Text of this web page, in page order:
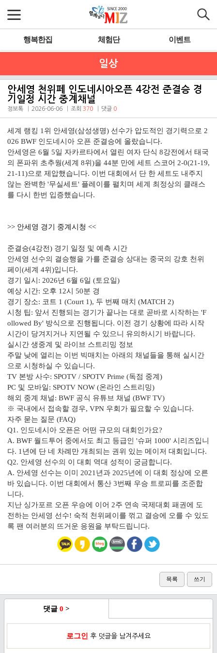
행복한집 체험단 이벤트
일상
안세영 천위페 인도네시아오픈 4강전 준결승 경
기일정 시간 중계채널
정보톡 2026-06-06 조회 370 댓글 0
세계 랭킹 1위 안세영(삼성생명) 선수가 압도적인 경기력으로 2
026 BWF 인도네시아 오픈 준결승에 올랐습니다.
안세영은 6월 5일 자카르타에서 열린 여자 단식 8강전에서 태국
의 폰파위 초추웡(세계 8위)을 44분 만에 세트 스코어 2-0(21-19,
21-11)으로 제압했습니다. 이번 대회에서 단 한 세트도 내주지
않는 완벽한 '무실세트' 플레이를 펼치며 세계 최정상의 클래스
를 다시 한번 입증했습니다.
>> 안세영 경기 중계시청 <<
준결승(4강전) 경기 일정 및 예측 시간
안세영 선수의 결승행을 가를 준결승 상대는 중국의 강호 천위
페이(세계 4위)입니다.
경기 일시: 2026년 6월 6일 (토요일)
예상 시간: 오후 12시 50분 경
경기 장소: 코트 1 (Court 1), 두 번째 매치 (MATCH 2)
시청 팁: 앞서 진행되는 경기가 끝나는 대로 곧바로 시작하는 'F
ollowed By' 방식으로 진행됩니다. 이전 경기 상황에 따라 시작
시간이 당겨지거나 지연될 수 있으니 유의하시기 바랍니다.
실시간 생중계 및 라이브 스트리밍 정보
주말 낮에 열리는 이번 빅매치는 아래의 채널들을 통해 실시간
으로 시청하실 수 있습니다.
TV 본방 사수: SPOTV / SPOTV Prime (독점 중계)
PC 및 모바일: SPOTV NOW (온라인 스트리밍)
해외 중계 채널: BWF 공식 유튜브 채널 (BWF TV)
※ 국내에서 접속할 경우, VPN 우회가 필요할 수 있습니다.
자주 묻는 질문 (FAQ)
Q1. 인도네시아 오픈은 어떤 규모의 대회인가요?
A. BWF 월드투어 중에서도 최고 등급인 '슈퍼 1000' 시리즈입니
다. 1년에 단 네 차례만 개최되는 권위 있는 메이저 대회입니다.
Q2. 안세영 선수의 이 대회 역대 성적이 궁금합니다.
A. 안세영 선수는 이미 2021년과 2025년에 이 대회 정상에 오른
바 있습니다. 이번 대회에서 통산 3번째 우승 트로피를 조준합
니다.
지난 싱가포르 오픈 우승에 이어 2주 연속 국제대회 패권에 도
전하는 안세영 선수! 숙적 천위페이를 꺾고 결승에 오를 수 있도
록 팬 여러분의 뜨거운 응원을 부탁드립니다.
목록 쓰기
댓글 0 >
로그인 후 덧글을 남겨주세요